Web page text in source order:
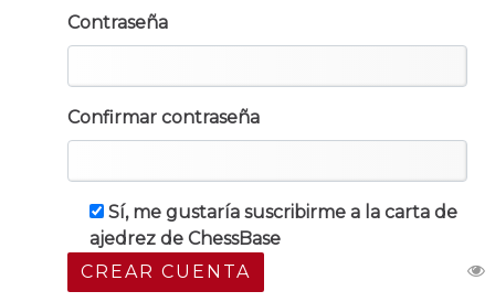
Contraseña
Confirmar contraseña
Sí, me gustaría suscribirme a la carta de
ajedrez de ChessBase
CREAR CUENTA